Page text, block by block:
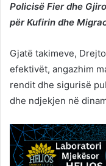
Policisë Fier dhe
për Kufirin dhe
Gjatë takimeve,
efektivët, angazhim
rendit dhe sigurisë
dhe ndjekjen në